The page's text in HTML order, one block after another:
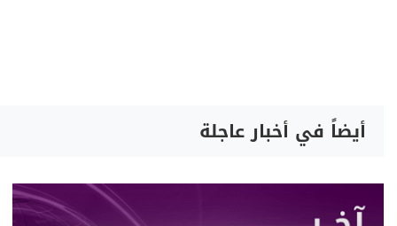
أيضاً في أخبار عاجلة